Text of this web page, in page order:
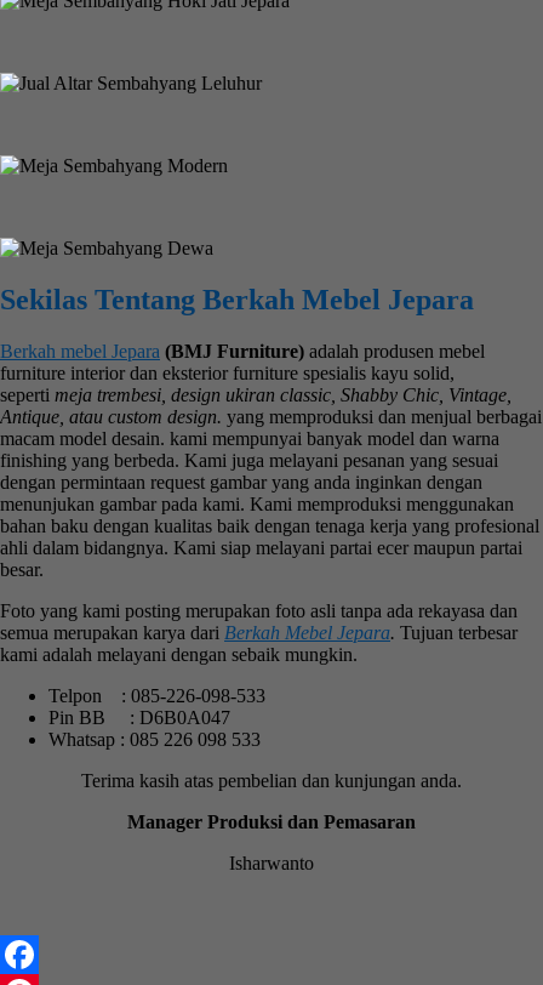
Sekilas Tentang Berkah Mebel Jepara
Berkah mebel Jepara (BMJ Furniture) adalah produsen mebel
furniture interior dan eksterior furniture spesialis kayu solid,
seperti meja trembesi, design ukiran classic, Shabby Chic, Vintage,
Antique, atau custom design. yang memproduksi dan menjual berbagai
macam model desain. kami mempunyai banyak model dan warna
finishing yang berbeda. Kami juga melayani pesanan yang sesuai
dengan permintaan request gambar yang anda inginkan dengan
menunjukan gambar pada kami. Kami memproduksi menggunakan
bahan baku dengan kualitas baik dengan tenaga kerja yang profesional
ahli dalam bidangnya. Kami siap melayani partai ecer maupun partai
besar.
Foto yang kami posting merupakan foto asli tanpa ada rekayasa dan
semua merupakan karya dari Berkah Mebel Jepara. Tujuan terbesar
kami adalah melayani dengan sebaik mungkin.
Telpon : 085-226-098-533
Pin BB : D6B0A047
Whatsap : 085 226 098 533
Terima kasih atas pembelian dan kunjungan anda.
Manager Produksi dan Pemasaran
Isharwanto